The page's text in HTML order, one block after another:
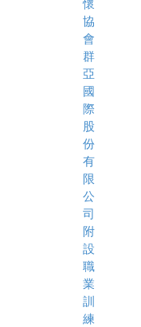
懷
協
會
群
亞
國
際
股
份
有
限
公
司
附
設
職
業
訓
練